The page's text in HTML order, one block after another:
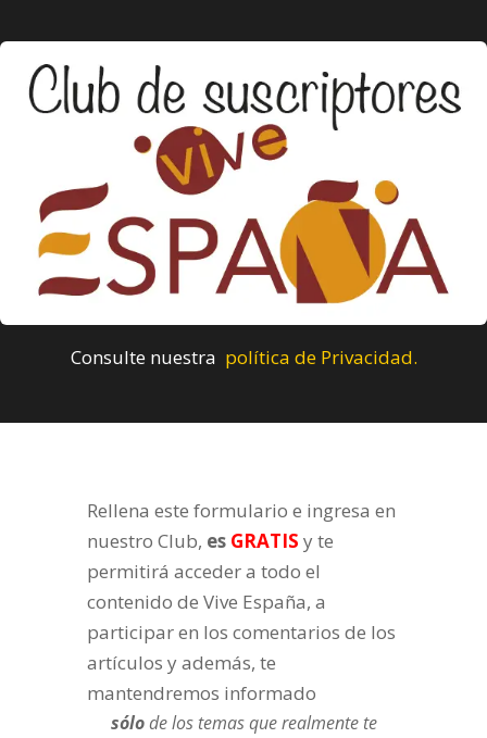
Consulte nuestra política de Privacidad.
Rellena este formulario e ingresa en
nuestro Club, es GRATIS y te
permitirá acceder a todo el
contenido de Vive España, a
participar en los comentarios de los
artículos y además, te
mantendremos informado
sólode los temas que realmente te